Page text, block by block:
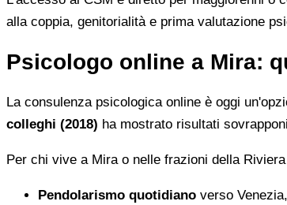
alla coppia, genitorialità e prima valutazione
Psicologo online a Mira:
La consulenza psicologica online è oggi
colleghi (2018) ha mostrato risultati
Per chi vive a Mira o nelle frazioni della
Pendolarismo quotidiano verso